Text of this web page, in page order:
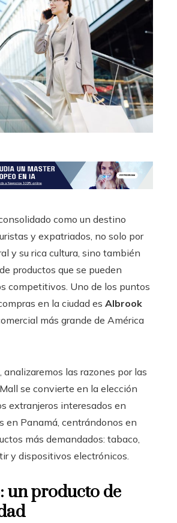
como un destino
y expatriados, no solo por
y su rica cultura, sino también
productos que se pueden
competitivos. Uno de los puntos
en la ciudad es Albrook
más grande de América
analizaremos las razones por las
se convierte en la elección
extranjeros interesados en
en Panamá, centrándonos en
más demandados: tabaco,
y dispositivos electrónicos.
un producto de